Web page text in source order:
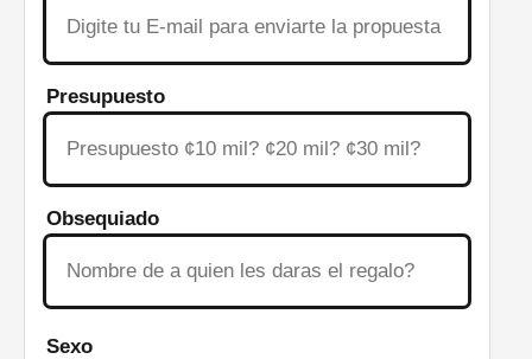
Presupuesto
Obsequiado
Sexo